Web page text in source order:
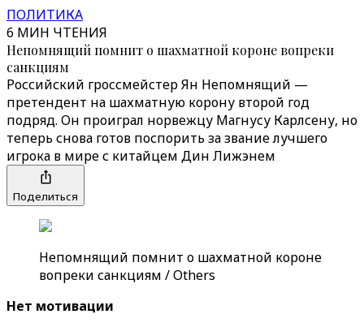
ПОЛИТИКА
6 МИН ЧТЕНИЯ
Непомнящий помнит о шахматной короне вопреки
санкциям
Российский гроссмейстер Ян Непомнящий —
претендент на шахматную корону второй год
подряд. Он проиграл норвежцу Магнусу Карлсену, но
теперь снова готов поспорить за звание лучшего
игрока в мире с китайцем Дин Лижэнем
Поделиться
Непомнящий помнит о шахматной короне
вопреки санкциям / Others
Нет мотивации